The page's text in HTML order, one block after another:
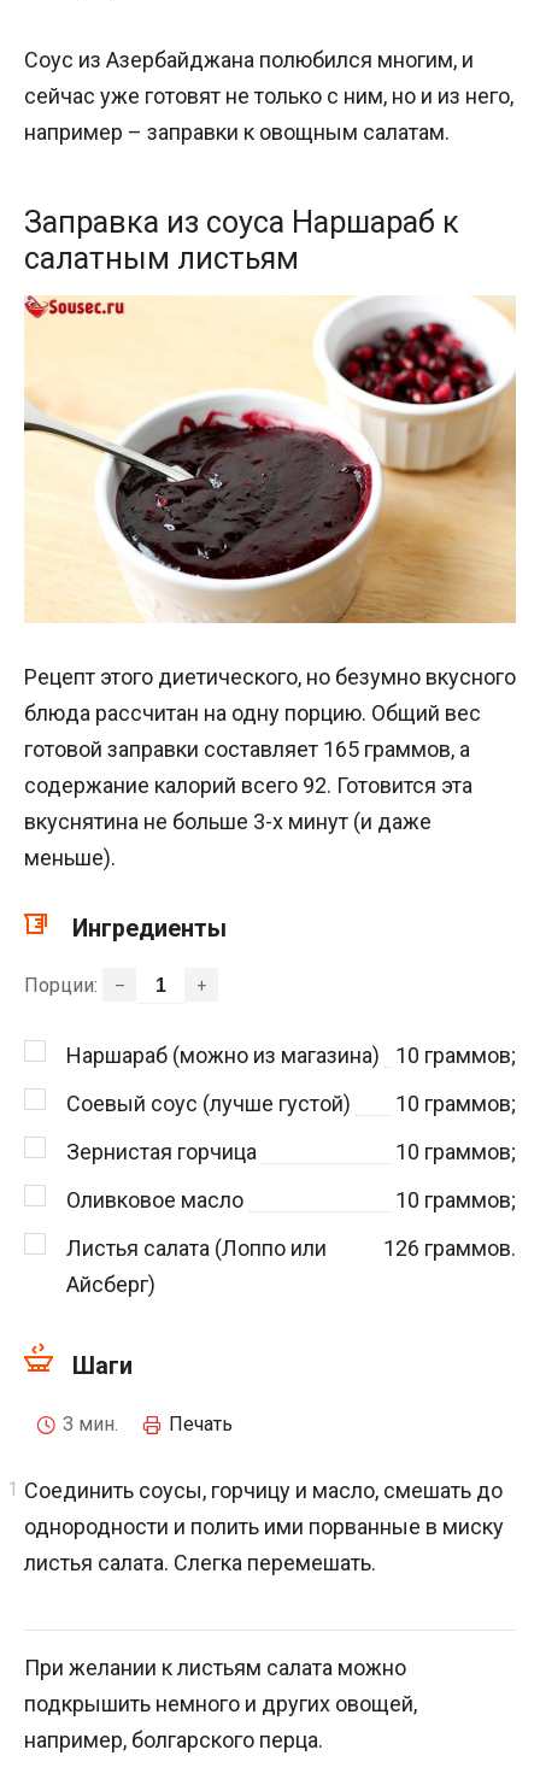
Соус из Азербайджана полюбился многим, и
сейчас уже готовят не только с ним, но и из него,
например – заправки к овощным салатам.
Заправка из соуса Наршараб к
салатным листьям
Рецепт этого диетического, но безумно вкусного
блюда рассчитан на одну порцию. Общий вес
готовой заправки составляет 165 граммов, а
содержание калорий всего 92. Готовится эта
вкуснятина не больше 3-х минут (и даже
меньше).
Ингредиенты
Порции: – +
Наршараб (можно из магазина) 10 граммов;
Соевый соус (лучше густой)
10 граммов;
Зернистая горчица
10 граммов;
Оливковое масло
10 граммов;
Листья салата (Лоппо или
Айсберг)
126 граммов.
Шаги
3 мин. Печать
Соединить соусы, горчицу и масло, смешать до
однородности и полить ими порванные в миску
листья салата. Слегка перемешать.
При желании к листьям салата можно
подкрышить немного и других овощей,
например, болгарского перца.